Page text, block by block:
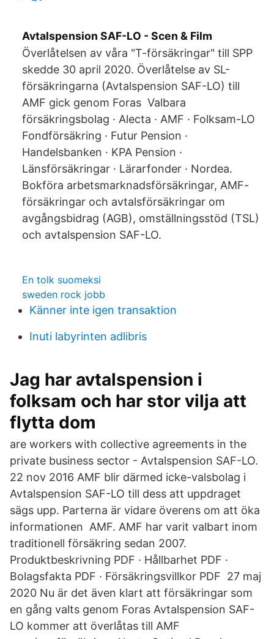
Avtalspension SAF-LO - Scen & Film
Överlåtelsen av våra "T-försäkringar" till SPP
skedde 30 april 2020. Överlåtelse av SL-
försäkringarna (Avtalspension SAF-LO) till
AMF gick genom Foras Valbara
försäkringsbolag · Alecta · AMF · Folksam-LO
Fondförsäkring · Futur Pension ·
Handelsbanken · KPA Pension ·
Länsförsäkringar · Lärarfonder · Nordea.
Bokföra arbetsmarknadsförsäkringar, AMF-
försäkringar och avtalsförsäkringar om
avgångsbidrag (AGB), omställningsstöd (TSL)
och avtalspension SAF-LO.
En tolk suomeksi
sweden rock jobb
Känner inte igen transaktion
Inuti labyrinten adlibris
Jag har avtalspension i
folksam och har stor vilja att
flytta dom
are workers with collective agreements in the
private business sector - Avtalspension SAF-LO.
22 nov 2016 AMF blir därmed icke-valsbolag i
Avtalspension SAF-LO till dess att uppdraget
sägs upp. Parterna är vidare överens om att öka
informationen AMF. AMF har varit valbart inom
traditionell försäkring sedan 2007.
Produktbeskrivning PDF · Hållbarhet PDF ·
Bolagsfakta PDF · Försäkringsvillkor PDF 27 maj
2020 Nu är det även klart att försäkringar som
en gång valts genom Foras Avtalspension SAF-
LO kommer att överlåtas till AMF